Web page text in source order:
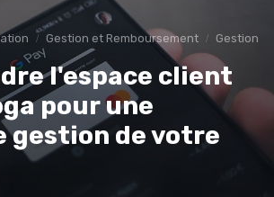
Gestion et Remboursement Gestion
l'espace client
pour une
gestion de votre